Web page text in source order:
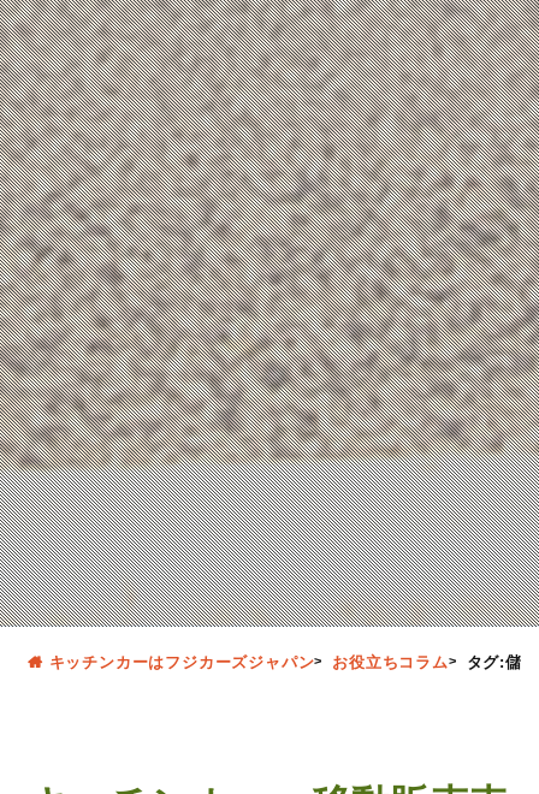
キッチンカーはフジカーズジャパン お役立ちコラム タグ:儲